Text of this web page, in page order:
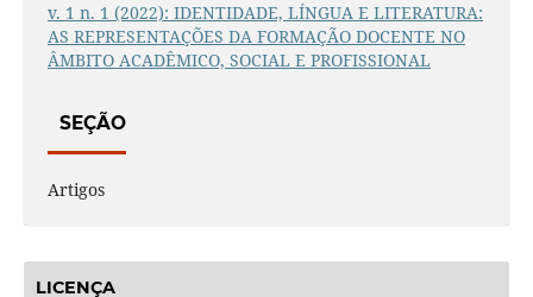
v. 1 n. 1 (2022): IDENTIDADE, LÍNGUA E LITERATURA:
AS REPRESENTAÇÕES DA FORMAÇÃO DOCENTE NO
ÂMBITO ACADÊMICO, SOCIAL E PROFISSIONAL
SEÇÃO
Artigos
LICENÇA